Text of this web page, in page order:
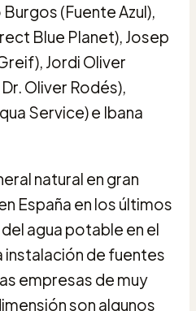
(Fuente Azul),
Blue Planet), Josep
Jordi Oliver
Oliver Rodés),
Service) e Ibana
natural en gran
España en los últimos
agua potable en el
instalación de fuentes
empresas de muy
son algunos